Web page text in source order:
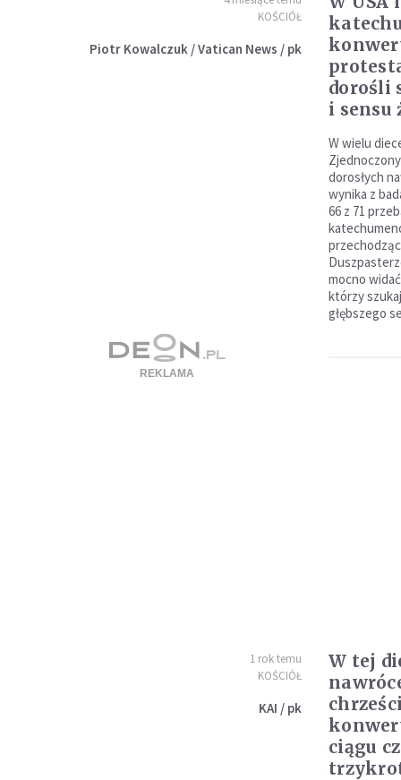
KOŚCIÓŁ
Piotr Kowalczuk / Vatican News / pk
dorośli
i sensu
W wielu
dorosłych
wynika z
66 z 71
mocno
którzy
głębszego
1 rok temu
KOŚCIÓŁ
KAI / pk
W tej
ciągu